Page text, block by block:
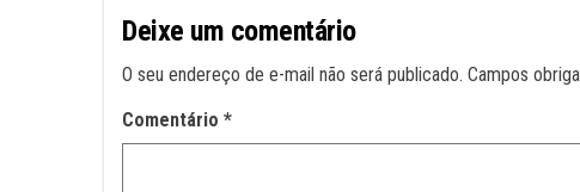
Deixe um comentário
O seu endereço de e-mail não será publicado. Campos
Comentário *